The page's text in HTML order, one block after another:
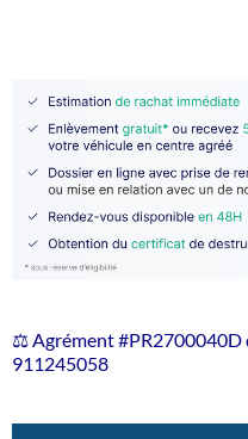
⚖️ Agrément #PR2700040D
911245058